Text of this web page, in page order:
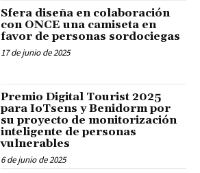
Sfera diseña en colaboración
con ONCE una camiseta en
favor de personas sordociegas
17 de junio de 2025
Premio Digital Tourist 2025
para IoTsens y Benidorm por
su proyecto de monitorización
inteligente de personas
vulnerables
6 de junio de 2025